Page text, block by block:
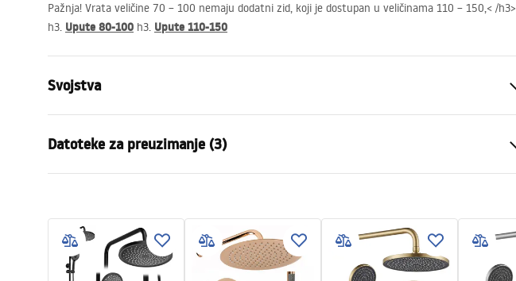
Pažnja! Vrata veličine 70 – 100 nemaju dodatni zid, koji je dostupan u veličinama 110 – 150,< /h3>
h3. Upute 80-100 h3. Upute 110-150
Svojstva
Boja
Chrome
Boja stakla
Transparent 6mm
Način otvaranja
zakretni
Montaža
Na tuš kadi ili podu
Datoteke za preuzimanje (3)
shower manual.pdf rapid swing przyscienna.pdf
Manual+